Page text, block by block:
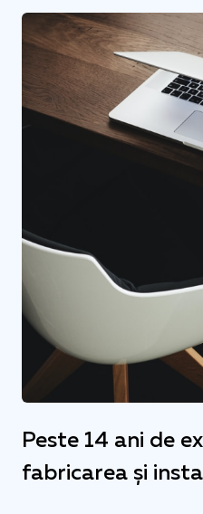
Peste 14 ani de
fabricarea și